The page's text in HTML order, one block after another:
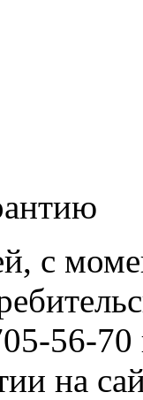
с
56-
на